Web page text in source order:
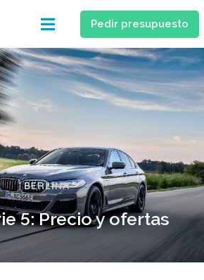
Pedir presupuesto
BERLINA
5: Precio y ofertas